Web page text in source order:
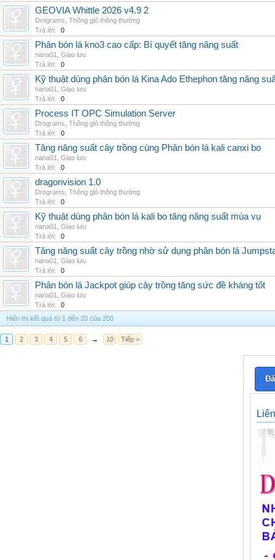
GEOVIA Whittle 2026 v4.9 2
Drograms Thông gió thông thường
Trả lời:
0
Phân bón lá kno3 cao cấp: Bí quyết tăng năng suất
nana01
Giao lưu
Trả lời:
0
Kỹ thuật dùng phân bón lá Kina Ado Ethephon tăng năng
nana01
Giao lưu
Trả lời:
0
Process IT OPC Simulation Server
Drograms Thông gió thông thường
Trả lời:
0
Tăng năng suất cây trồng cùng Phân bón lá kali canxi bo
nana01
Giao lưu
Trả lời:
0
dragonvision 1.0
Drograms Thông gió thông thường
Trả lời:
0
Kỹ thuật dùng phân bón lá kali bo tăng năng suất mùa vụ
nana01
Giao lưu
Trả lời:
0
Tăng năng suất cây trồng nhờ sử dụng phân bón lá
nana01
Giao lưu
Trả lời:
0
Phân bón lá Jackpot giúp cây trồng tăng sức đề kháng tốt
nana01
Giao lưu
Trả lời:
0
Hiển thị kết quả từ 1 đến 20 của 200
1 2 3 4 5 6 → 10 Tiếp >